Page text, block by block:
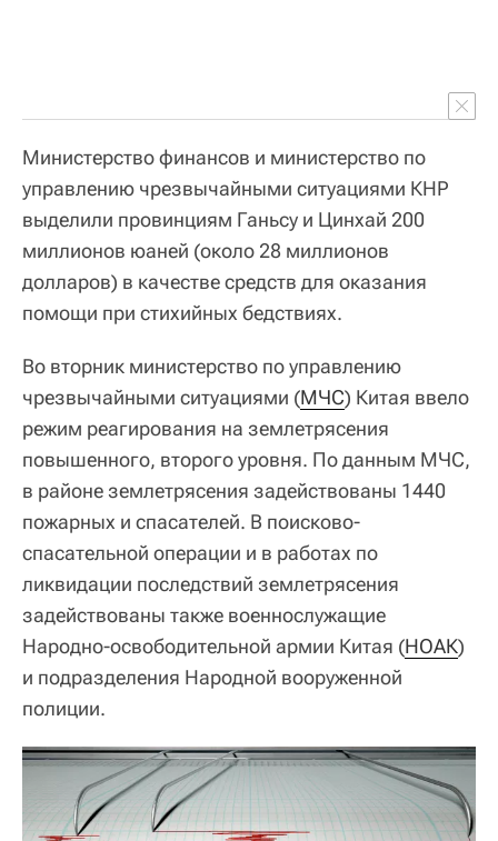
Министерство финансов и министерство по
управлению чрезвычайными ситуациями КНР
выделили провинциям Ганьсу и Цинхай 200
миллионов юаней (около 28 миллионов
долларов) в качестве средств для оказания
помощи при стихийных бедствиях.
Во вторник министерство по управлению
чрезвычайными ситуациями (МЧС) Китая ввело
режим реагирования на землетрясения
повышенного, второго уровня. По данным МЧС,
в районе землетрясения задействованы 1440
пожарных и спасателей. В поисково-
спасательной операции и в работах по
ликвидации последствий землетрясения
задействованы также военнослужащие
Народно-освободительной армии Китая (НОАК)
и подразделения Народной вооруженной
полиции.